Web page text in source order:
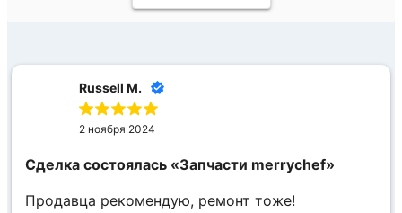
Russell M.
2 ноября 2024
Сделка состоялась «Запчасти merrychef»
Продавца рекомендую, ремонт тоже!